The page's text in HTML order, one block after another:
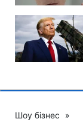
Шоу бізнес »